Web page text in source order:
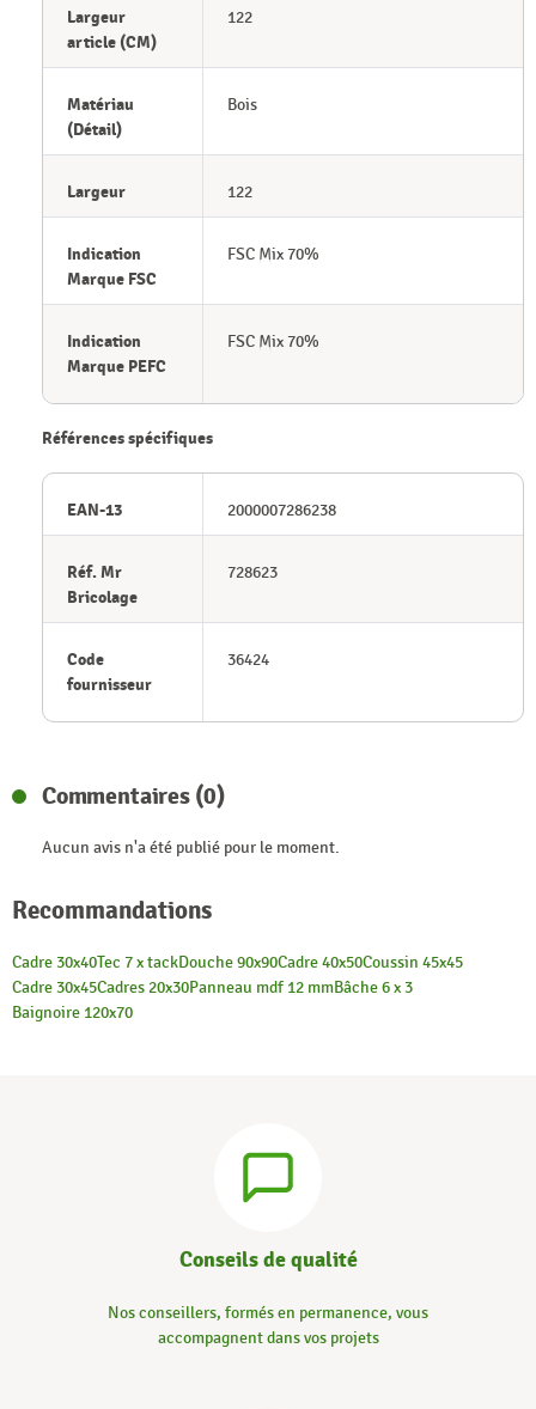
Largeur
article (CM)
122
Matériau
(Détail)
Bois
Largeur 122
Indication
Marque FSC
FSC Mix 70%
Indication
Marque PEFC
FSC Mix 70%
Références spécifiques
EAN-13 2000007286238
Réf. Mr
Bricolage
728623
Code
fournisseur
36424
Commentaires (0)
Aucun avis n'a été publié pour le moment.
Recommandations
Cadre 30x40Tec 7 x tackDouche 90x90Cadre 40x50Coussin 45x45
Cadre 30x45Cadres 20x30Panneau mdf 12 mmBâche 6 x 3
Baignoire 120x70
Conseils de qualité
Nos conseillers, formés en permanence, vous
accompagnent dans vos projets